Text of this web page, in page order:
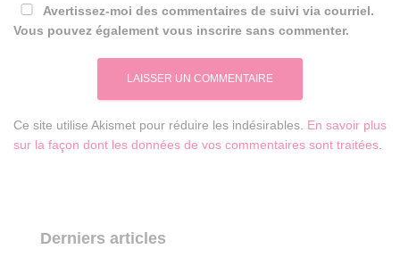
Avertissez-moi des commentaires de suivi via courriel.
Vous pouvez également vous inscrire sans commenter.
Ce site utilise Akismet pour réduire les indésirables. En savoir plus
sur la façon dont les données de vos commentaires sont traitées
Derniers articles